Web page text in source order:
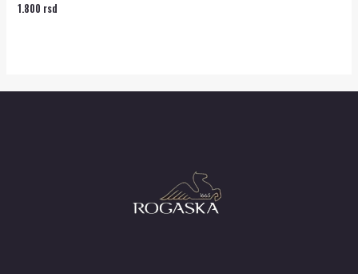
Ocenjeno
1.800 rsd